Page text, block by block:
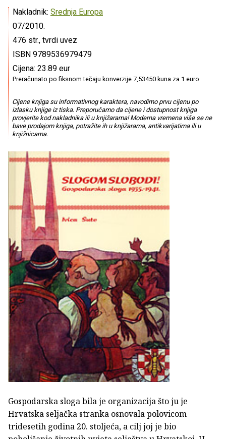
Nakladnik: Srednja Europa
07/2010.
476 str., tvrdi uvez
ISBN 9789536979479
Cijena: 23.89 eur
Preračunato po fiksnom tečaju konverzije 7,53450 kuna za 1 euro
Cijene knjiga su informativnog karaktera, navodimo prvu cijenu po
izlasku knjige iz tiska. Preporučamo da cijene i dostupnost knjiga
provjerite kod nakladnika ili u knjižarama! Moderna vremena više se ne
bave prodajom knjiga, potražite ih u knjižarama, antikvarijatima ili u
knjižnicama.
Gospodarska sloga bila je organizacija što ju je
Hrvatska seljačka stranka osnovala polovicom
tridesetih godina 20. stoljeća, a cilj joj je bio